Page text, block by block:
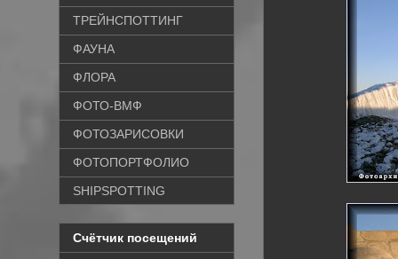
ТРЕЙНСПОТТИНГ
ФАУНА
ФЛОРА
ФОТО-ВМФ
ФОТОЗАРИСОВКИ
ФОТОПОРТФОЛИО
SHIPSPOTTING
Счётчик посещений